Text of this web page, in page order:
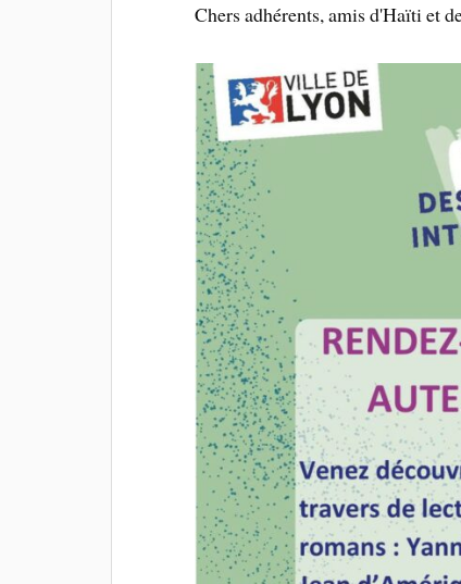
Chers adhérents, amis d'Haïti et